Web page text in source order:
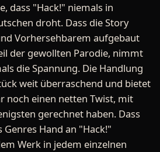
dass "Hack!" niemals in
droht. Dass die Story
Vorhersehbarem aufgebaut
der gewollten Parodie, nimmt
die Spannung. Die Handlung
weit überraschend und bietet
noch einen netten Twist, mit
gerechnet haben. Dass
Genres Hand an "Hack!"
Werk in jedem einzelnen